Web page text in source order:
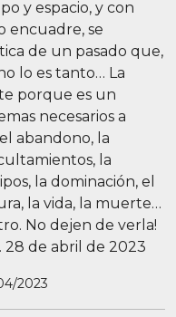
y espacio, y con
encuadre, se
de un pasado que,
lo es tanto… La
porque es un
necesarios a
abandono, la
la
la dominación, el
la vida, la muerte…
No dejen de verla!
28 de abril de 2023
2023